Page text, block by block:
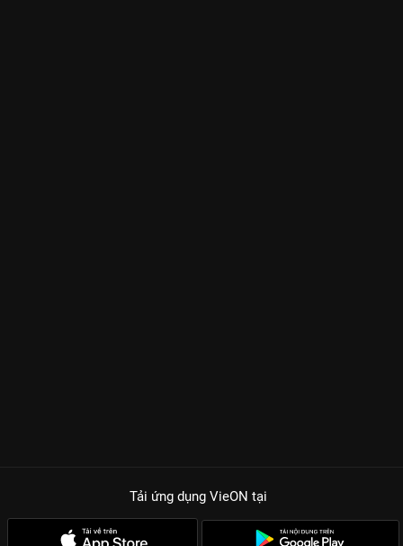
Tải ứng dụng VieON tại